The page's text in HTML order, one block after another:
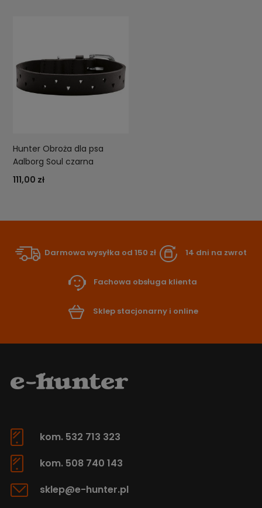
Hunter Obroża dla psa
Aalborg Soul czarna
111,00 zł
Darmowa wysyłka od 150 zł 14 dni na zwrot
Fachowa obsługa klienta
Sklep stacjonarny i online
kom. 532 713 323
kom. 508 740 143
sklep@e-hunter.pl